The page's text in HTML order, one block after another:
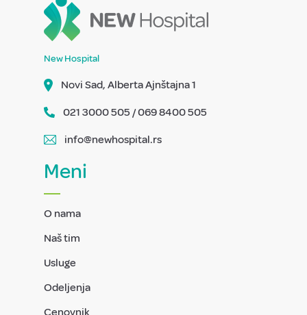
New Hospital
Novi Sad, Alberta Ajnštajna 1
021 3000 505 / 069 8400 505
info@newhospital.rs
Meni
O nama
Naš tim
Usluge
Odeljenja
Cenovnik